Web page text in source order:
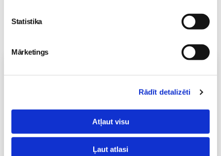
Statistika
Mārketings
Rādīt detalizēti
Atļaut visu
Ļaut atlasi
Nodarbības citā laikā